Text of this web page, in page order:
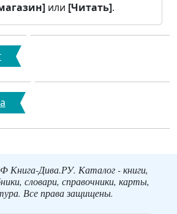
или [Читать].
Книга-Дива.РУ. Каталог - книги,
словари, справочники, карты,
Все права защищены.